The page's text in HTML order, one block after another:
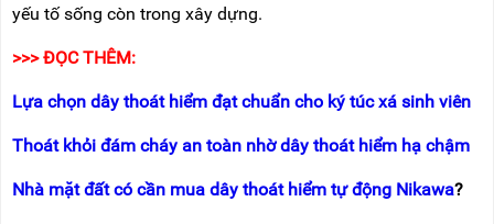
yếu tố sống còn trong xây dựng.
>>> ĐỌC THÊM:
Lựa chọn dây thoát hiểm đạt chuẩn cho ký túc xá sinh viên
Thoát khỏi đám cháy an toàn nhờ dây thoát hiểm hạ chậm
Nhà mặt đất có cần mua dây thoát hiểm tự động Nikawa?